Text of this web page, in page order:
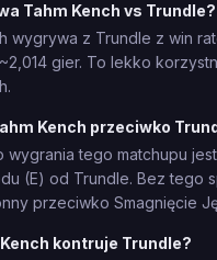
Tahm Kench vs Trundle?
wygrywa z Trundle z win
gier. To lekko
Kench przeciwko
wygrania tego matchupu
(E) od Trundle. Bez tego
przeciwko Smagnięcie
kontruje Trundle?